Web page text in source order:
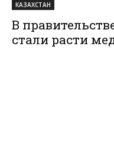
КАЗАХСТАН
В
стали расти